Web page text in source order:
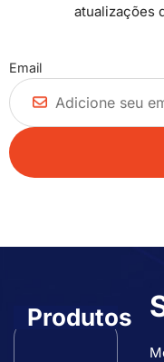
atualizações
Email
Produtos